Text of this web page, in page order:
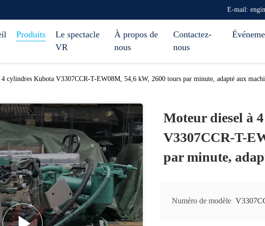
E-mail:
Produits
Le spectacle
VR
À propos de
nous
Contactez-
nous
cylindres Kubota V3307CCR-T-EW08M, 54,6 kW, 2600 tours par minute, adapté aux
Moteur diesel à
V3307CCR-T-
par minute,
Numéro de modèle